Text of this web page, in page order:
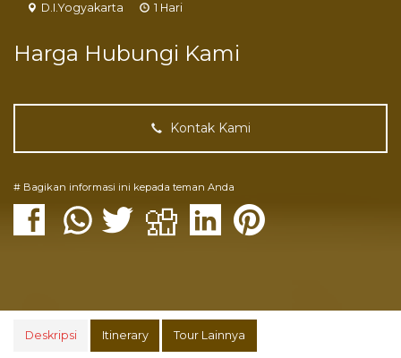
D.I.Yogyakarta 1 Hari
Harga Hubungi Kami
Kontak Kami
# Bagikan informasi ini kepada teman Anda
Deskripsi Itinerary Tour Lainnya